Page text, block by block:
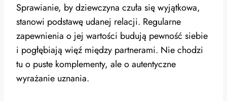
Sprawianie, by dziewczyna czuła się wyjątkowa,
stanowi podstawę udanej relacji. Regularne
zapewnienia o jej wartości budują pewność siebie
i pogłębiają więź między partnerami. Nie chodzi
tu o puste komplementy, ale o autentyczne
wyrażanie uznania.